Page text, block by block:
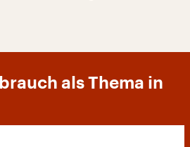
als Thema in